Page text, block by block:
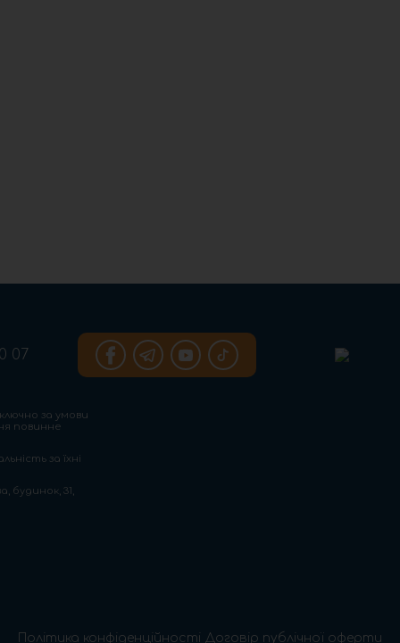
07
за умови
повинне
за їхні
будинок, 31,
Політика конфіденційності Договір публічної оферти